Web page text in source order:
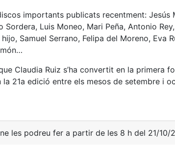
importants publicats recentment: Jesús
Sordera, Luis Moneo, Mari Peña, Antonio
Samuel Serrano, Felipa del Moreno, Eva
Claudia Ruiz s’ha convertit en la primera
la 21a edició entre els mesos de setembre i
les podreu fer a partir de les 8 h del 21/10/